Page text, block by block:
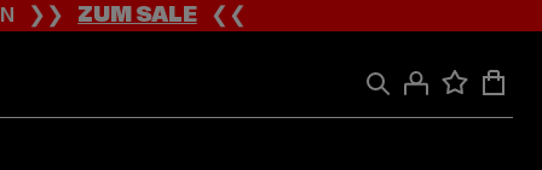
❯❯ZUM SALE❮❮